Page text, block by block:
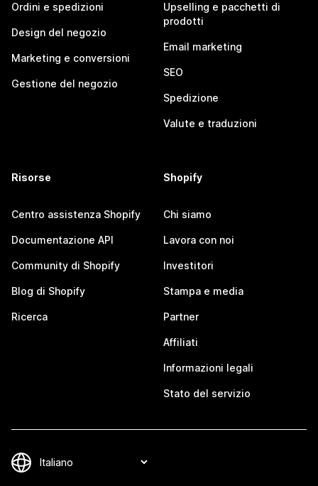
Ordini e spedizioni
Design del negozio
Marketing e conversioni
Gestione del negozio
Upselling e pacchetti di
prodotti
Email marketing
SEO
Spedizione
Valute e traduzioni
Risorse
Centro assistenza Shopify
Documentazione API
Community di Shopify
Blog di Shopify
Ricerca
Shopify
Chi siamo
Lavora con noi
Investitori
Stampa e media
Partner
Affiliati
Informazioni legali
Stato del servizio